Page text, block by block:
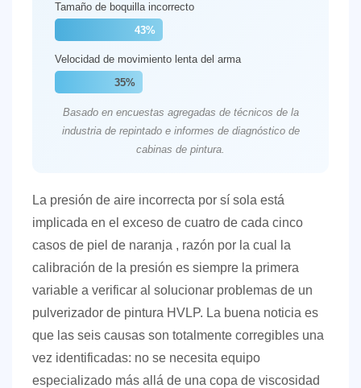
boquillas
agujas:
por
qué
de
la
pistola
6.1
Posición
del
cabezal
de
aire
Tamaño de boquilla incorrecto
43%
Velocidad de movimiento lenta del arma
35%
Basado en encuestas agregadas de técnicos de la
industria de repintado e informes de diagnóstico de
cabinas de pintura.
La presión de aire incorrecta por sí sola está
implicada en el exceso de cuatro de cada cinco
casos de piel de naranja , razón por la cual la
calibración de la presión es siempre la primera
variable a verificar al solucionar problemas de un
pulverizador de pintura HVLP. La buena noticia es
que las seis causas son totalmente corregibles una
vez identificadas: no se necesita equipo
especializado más allá de una copa de viscosidad